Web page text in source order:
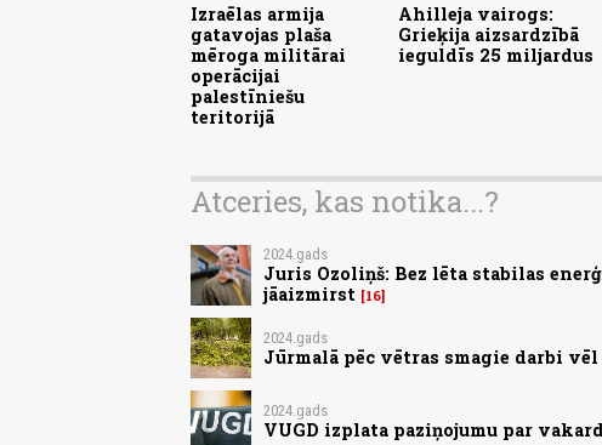
Izraēlas armija
gatavojas plaša
mēroga militārai
operācijai
palestīniešu
teritorijā
Ahilleja vairogs:
Grieķija aizsardzībā
ieguldīs 25 miljardus
Atceries, kas notika...?
2024.gads
Juris Ozoliņš: Bez lēta stabilas
jāaizmirst 16
2024.gads
Jūrmalā pēc vētras smagie darbi
2024.gads
VUGD izplata paziņojumu par